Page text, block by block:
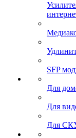
SFP
Для
Для
Для